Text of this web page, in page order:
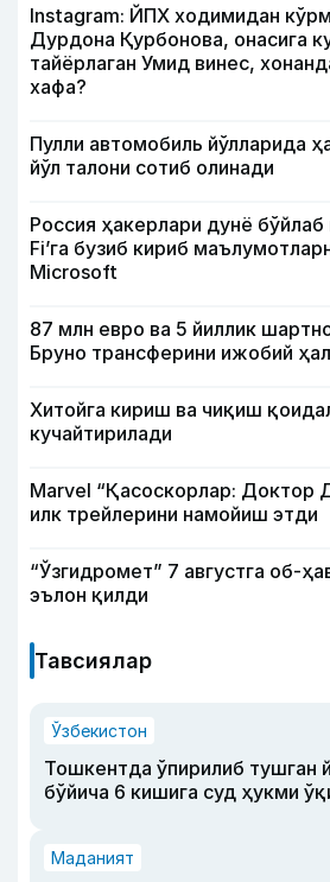
Instagram: ЙПХ ходимидан
Дурдона Қурбонова, онасига
тайёрлаган Умид винес,
хафа?
Пулли автомобиль йўлларида
йўл талони сотиб олинади
Россия ҳакерлари дунё
Fi’га бузиб кириб
Microsoft
87 млн евро ва 5 йиллик
Бруно трансферини ижобий
Хитойга кириш ва чиқиш
кучайтирилади
Marvel “Қасоскорлар: Доктор
илк трейлерини намойиш этди
“Ўзгидромет” 7 августга об-
эълон қилди
Тавсиялар
Ўзбекистон
Тошкентда ўпирилиб тушган
бўйича 6 кишига суд ҳукми
Маданият